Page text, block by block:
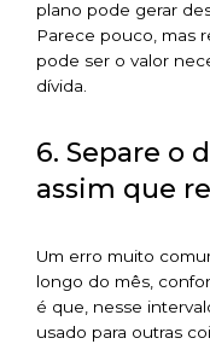
plano pode gerar
Parece pouco, mas
pode ser o valor
dívida.
6. Separe o
assim que
Um erro muito
longo do mês,
é que, nesse
usado para outras